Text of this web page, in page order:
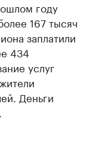
году
167 тысяч
заплатили
434
услуг
Деньги